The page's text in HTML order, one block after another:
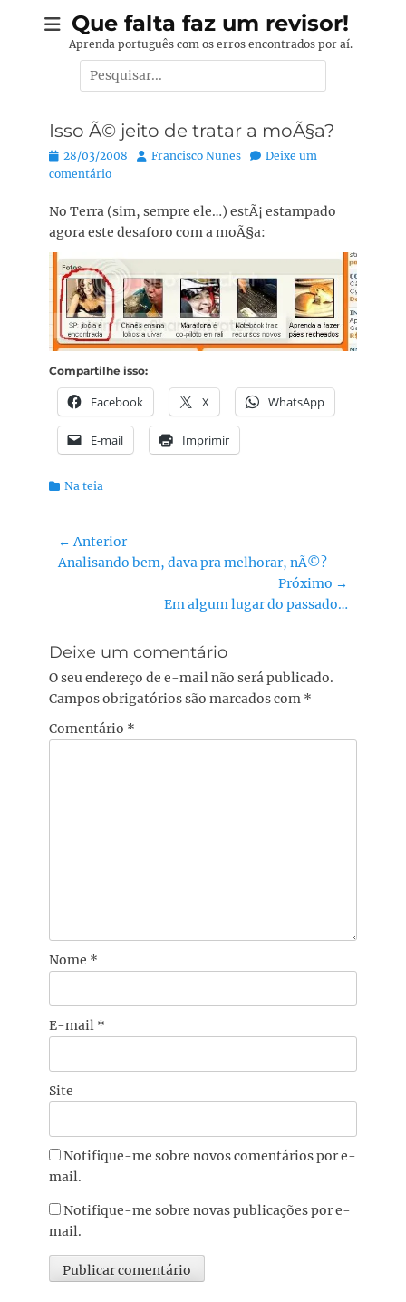
Que falta faz um revisor!
Aprenda português com os erros encontrados por aí.
Pesquisar
por:
Isso Ã© jeito de tratar a moÃ§a?
Posted
on
28/03/2008 Autor:
Francisco Nunes
Deixe um
comentário
No Terra (sim, sempre ele…) estÃ¡ estampado
agora este desaforo com a moÃ§a:
Compartilhe isso:
Facebook X WhatsApp
E-mail Imprimir
Categorias:
Na teia
Navegação
de
← Anterior
Post
Analisando bem, dava pra melhorar, nÃ©?
Próximo →
Em algum lugar do passado…
Deixe um comentário
O seu endereço de e-mail não será publicado.
Campos obrigatórios são marcados com *
Comentário *
Nome *
E-mail *
Site
Notifique-me sobre novos comentários por e-
mail.
Notifique-me sobre novas publicações por e-
mail.